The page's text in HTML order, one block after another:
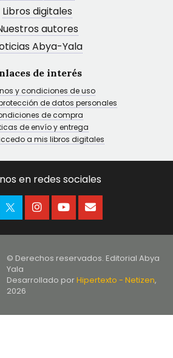
Libros digitales
autores
Abya-Yala
de interés
y condiciones de uso
de datos personales
de compra
de envío y entrega
a mis libros digitales
en redes sociales
© Derechos reservados. Editorial Abya
Yala
Desarrollado porHipertexto - Netizen,
2026